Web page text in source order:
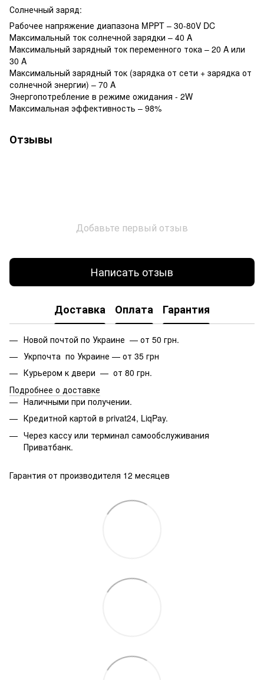
Солнечный заряд:
Рабочее напряжение диапазона MPPT – 30-80V DC
Максимальный ток солнечной зарядки – 40 A
Максимальный зарядный ток переменного тока – 20 A или
30 A
Максимальный зарядный ток (зарядка от сети + зарядка от
солнечной энергии) – 70 A
Энергопотребление в режиме ожидания - 2W
Максимальная эффективность – 98%
Отзывы
Добавьте первый отзыв
Написать отзыв
Доставка Оплата Гарантия
Новой почтой по Украине — от 50 грн.
Укрпочта по Украине — от 35 грн
Курьером к двери — от 80 грн.
Подробнее о доставке
Наличными при получении.
Кредитной картой в privat24, LiqPay.
Через кассу или терминал самообслуживания
Приватбанк.
Гарантия от производителя 12 месяцев